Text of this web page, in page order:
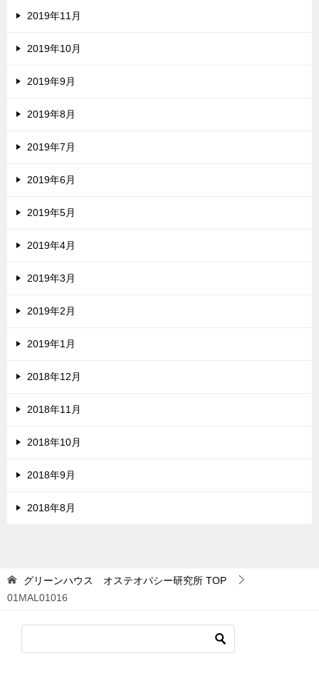
2019年11月
2019年10月
2019年9月
2019年8月
2019年7月
2019年6月
2019年5月
2019年4月
2019年3月
2019年2月
2019年1月
2018年12月
2018年11月
2018年10月
2018年9月
2018年8月
グリーンハウス オステオパシー研究所 TOP
01MAL01016